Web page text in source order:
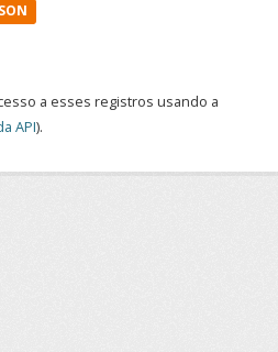
a esses registros usando a
API).